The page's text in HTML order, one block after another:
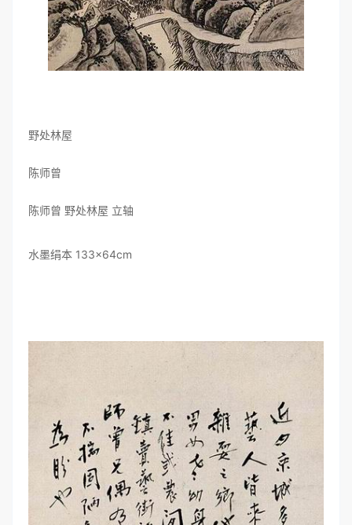
野处林屋
陈师曾
陈师曾 野处林屋 立轴
水墨绢本 133×64cm